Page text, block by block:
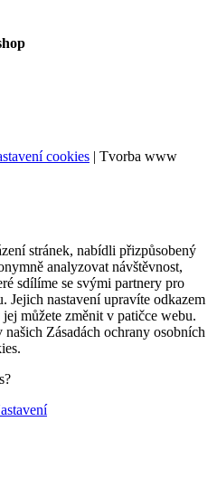
cookies | Tvorba www
stránek, nabídli přizpůsobený
analyzovat návštěvnost,
sdílíme se svými partnery pro
Jejich nastavení upravíte odkazem
můžete změnit v patičce webu.
Zásadách ochrany osobních